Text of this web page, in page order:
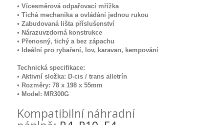
• Vícesměrová odpařovací mřížka
• Tichá mechanika a ovládání jednou rukou
• Zabudovaná lišta příslušenství
• Nárazuvzdorná konstrukce
• Přenosný, tichý a bez zápachu
• Ideální pro rybaření, lov, karavan, kempování
Technická specifikace:
• Aktivní složka: D-cis / trans alletrín
• Rozměry: 78 x 198 x 55mm
• Model: MR300G
Kompatibilní náhradní